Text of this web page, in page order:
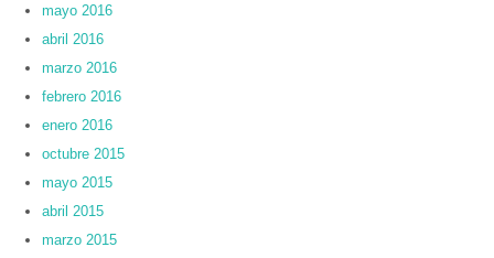
mayo 2016
abril 2016
marzo 2016
febrero 2016
enero 2016
octubre 2015
mayo 2015
abril 2015
marzo 2015